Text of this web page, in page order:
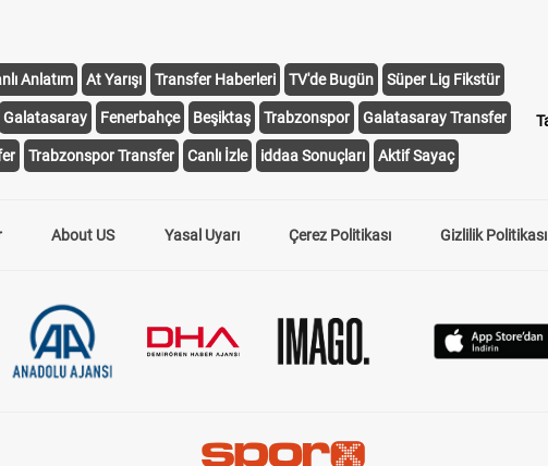
Anlatım At Yarışı Transfer Haberleri TV'de Bugün Süper Lig Fikstür
Galatasaray Fenerbahçe Beşiktaş Trabzonspor Galatasaray Transfer
Trabzonspor Transfer Canlı İzle iddaa Sonuçları Aktif Sayaç
About US Yasal Uyarı Çerez Politikası Gizlilik Politikası